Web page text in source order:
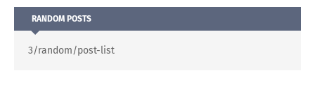
RANDOM POSTS
3/random/post-list